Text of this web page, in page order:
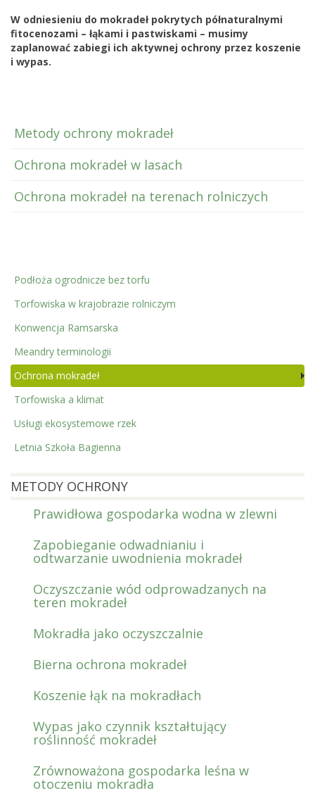
W odniesieniu do mokradeł pokrytych półnaturalnymi
fitocenozami – łąkami i pastwiskami – musimy
zaplanować zabiegi ich aktywnej ochrony przez koszenie
i wypas.
Metody ochrony mokradeł
Ochrona mokradeł w lasach
Ochrona mokradeł na terenach rolniczych
Podłoża ogrodnicze bez torfu
Torfowiska w krajobrazie rolniczym
Konwencja Ramsarska
Meandry terminologii
Ochrona mokradeł
Torfowiska a klimat
Usługi ekosystemowe rzek
Letnia Szkoła Bagienna
METODY OCHRONY
Prawidłowa gospodarka wodna w zlewni
Zapobieganie odwadnianiu i
odtwarzanie uwodnienia mokradeł
Oczyszczanie wód odprowadzanych na
teren mokradeł
Mokradła jako oczyszczalnie
Bierna ochrona mokradeł
Koszenie łąk na mokradłach
Wypas jako czynnik kształtujący
roślinność mokradeł
Zrównoważona gospodarka leśna w
otoczeniu mokradła